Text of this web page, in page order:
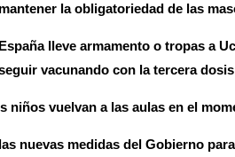
la obligatoriedad de las
lleve armamento o tropas a
vacunando con la tercera
niños vuelvan a las aulas en el
nuevas medidas del Gobierno